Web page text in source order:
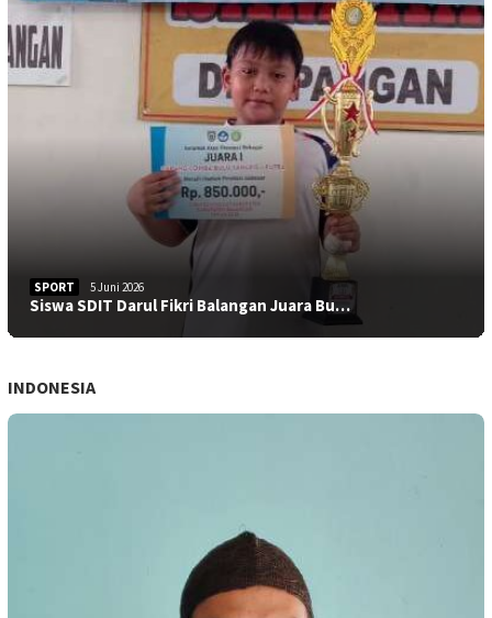
SPORT 5 Juni 2026
Siswa SDIT Darul Fikri Balangan Juara Bu…
INDONESIA